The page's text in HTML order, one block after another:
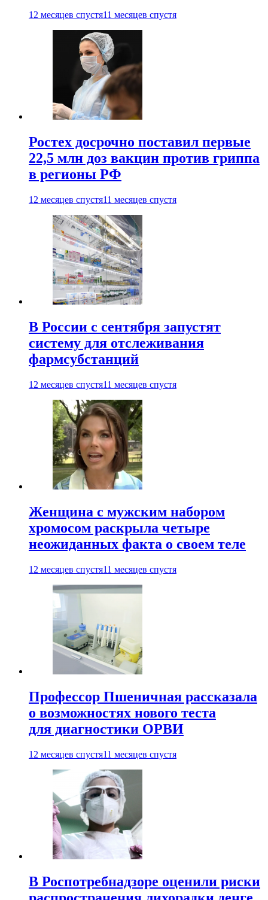
12 месяцев спустя11 месяцев спустя
Ростех досрочно поставил первые
22,5 млн доз вакцин против гриппа
в регионы РФ
12 месяцев спустя11 месяцев спустя
В России с сентября запустят
систему для отслеживания
фармсубстанций
12 месяцев спустя11 месяцев спустя
Женщина с мужским набором
хромосом раскрыла четыре
неожиданных факта о своем теле
12 месяцев спустя11 месяцев спустя
Профессор Пшеничная рассказала
о возможностях нового теста
для диагностики ОРВИ
12 месяцев спустя11 месяцев спустя
В Роспотребнадзоре оценили риски